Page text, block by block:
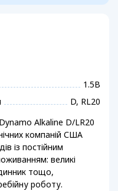
1.5В
D, RL20
Alkaline D/LR20
компаній США
із постійним
великі
тощо,
роботу.